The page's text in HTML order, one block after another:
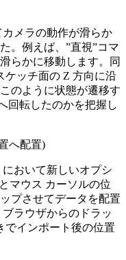
メラの動作が滑らか
。例えば、”直視”コマ
らかに移動します。同
ケッチ面の Z 方向に沿
のように状態が遷移す
回転したのかを把握し
へ配置)
おいて新しいオプシ
マウス カーソルの位
プさせてデータを配置
ラウザからのドラッ
でインポート後の位置